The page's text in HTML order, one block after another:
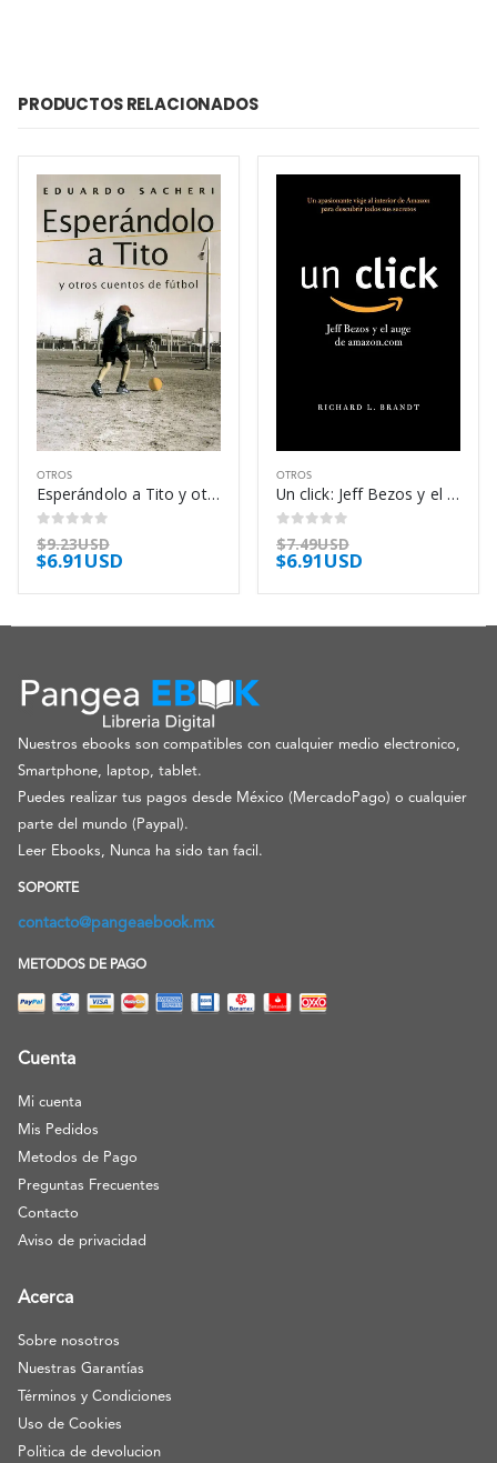
PRODUCTOS RELACIONADOS
OTROS
Esperándolo a Tito y otros cuentos de fútbol – Eduardo Sacheri
0out of 5
$9.23USD
$6.91USD
OTROS
Un click: Jeff Bezos y el auge de amazon.com – Richard L. Brandt
0out of 5
$7.49USD
$6.91USD
Nuestros ebooks son compatibles con cualquier medio electronico,
Smartphone, laptop, tablet.
Puedes realizar tus pagos desde México (MercadoPago) o cualquier
parte del mundo (Paypal).
Leer Ebooks, Nunca ha sido tan facil.
SOPORTE
contacto@pangeaebook.mx
METODOS DE PAGO
Cuenta
Mi cuenta
Mis Pedidos
Metodos de Pago
Preguntas Frecuentes
Contacto
Aviso de privacidad
Acerca
Sobre nosotros
Nuestras Garantías
Términos y Condiciones
Uso de Cookies
Politica de devolucion